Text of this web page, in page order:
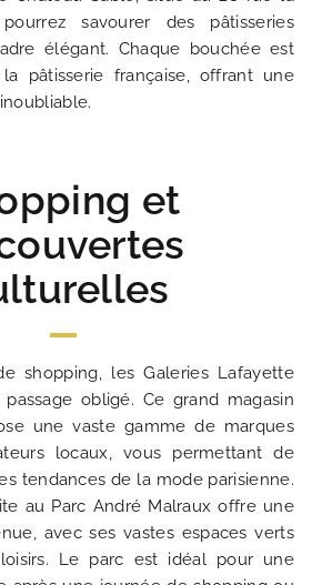
EXCLUSIVES
savourer des pâtisseries
élégant. Chaque bouchée est
pâtisserie française, offrant une
et
shopping, les Galeries Lafayette
obligé. Ce grand magasin
une vaste gamme de marques
locaux, vous permettant de
tendances de la mode parisienne.
au Parc André Malraux offre une
avec ses vastes espaces verts
Le parc est idéal pour une